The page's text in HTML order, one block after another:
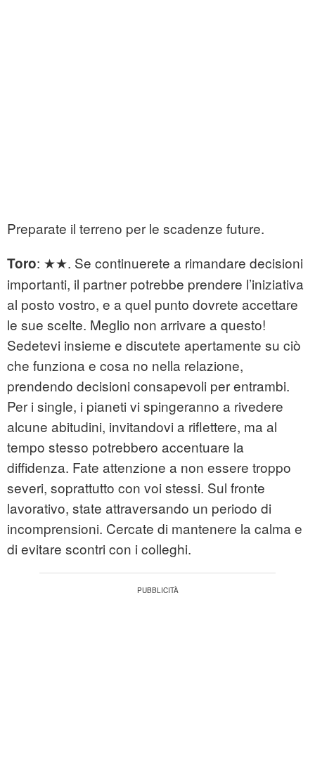
Preparate il terreno per le scadenze future.
Toro: ★★. Se continuerete a rimandare decisioni
importanti, il partner potrebbe prendere l’iniziativa
al posto vostro, e a quel punto dovrete accettare
le sue scelte. Meglio non arrivare a questo!
Sedetevi insieme e discutete apertamente su ciò
che funziona e cosa no nella relazione,
prendendo decisioni consapevoli per entrambi.
Per i single, i pianeti vi spingeranno a rivedere
alcune abitudini, invitandovi a riflettere, ma al
tempo stesso potrebbero accentuare la
diffidenza. Fate attenzione a non essere troppo
severi, soprattutto con voi stessi. Sul fronte
lavorativo, state attraversando un periodo di
incomprensioni. Cercate di mantenere la calma e
di evitare scontri con i colleghi.